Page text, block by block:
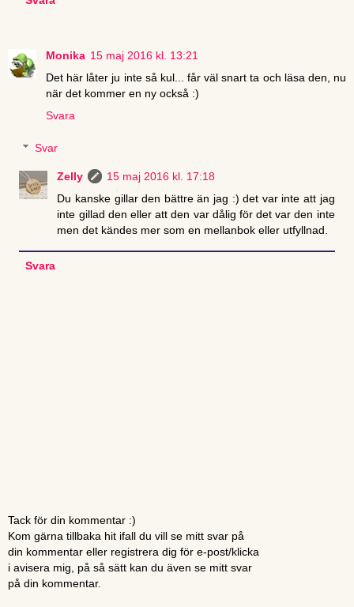
Monika 15 maj 2016 kl. 13:21
Det här låter ju inte så kul... får väl snart ta och läsa den, nu
när det kommer en ny också :)
Svara
Svar
Zelly
15 maj 2016 kl. 17:18
Du kanske gillar den bättre än jag :) det var inte att jag
inte gillad den eller att den var dålig för det var den inte
men det kändes mer som en mellanbok eller utfyllnad.
Svara
Tack för din kommentar :)
Kom gärna tillbaka hit ifall du vill se mitt svar på
din kommentar eller registrera dig för e-post/klicka
i avisera mig, på så sätt kan du även se mitt svar
på din kommentar.